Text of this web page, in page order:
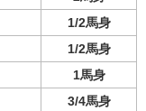
1/2馬身
1/2馬身
1馬身
3/4馬身